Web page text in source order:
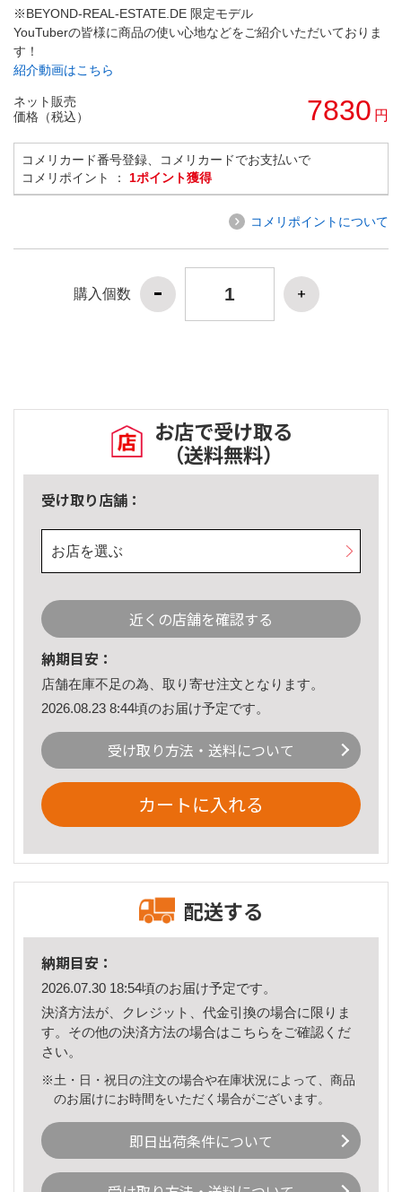
※BEYOND-REAL-ESTATE.DE 限定モデル
YouTuberの皆様に商品の使い心地などをご紹介いただいておりま
す！
紹介動画はこちら
ネット販売
価格（税込）
7830 円
コメリカード番号登録、コメリカードでお支払いで
コメリポイント ： 1ポイント獲得
コメリポイントについて
購入個数
お店で受け取る
（送料無料）
受け取り店舗：
お店を選ぶ
近くの店舗を確認する
納期目安：
店舗在庫不足の為、取り寄せ注文となります。
2026.08.23 8:44頃のお届け予定です。
受け取り方法・送料について
カートに入れる
配送する
納期目安：
2026.07.30 18:54頃のお届け予定です。
決済方法が、クレジット、代金引換の場合に限りま
す。その他の決済方法の場合はこちら をご確認くだ
さい。
※土・日・祝日の注文の場合や在庫状況によって、商品
のお届けにお時間をいただく場合がございます。
即日出荷条件について